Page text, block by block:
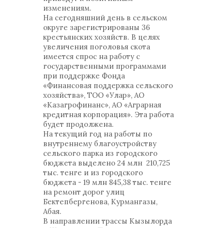
изменениям.
На сегодняшний день в сельском
округе зарегистрированы 36
крестьянских хозяйств. В целях
увеличения поголовья скота
имеется спрос на работу с
государственными программами
при поддержке Фонда
«Финансовая поддержка сельского
хозяйства», ТОО «Улар», АО
«Казагрофинанс», АО «Аграрная
кредитная корпорация». Эта работа
будет продолжена.
На текущий год на работы по
внутреннему благоустройству
сельского парка из городского
бюджета выделено 24 млн 210,725
тыс. тенге и из городского
бюджета - 19 млн 845,38 тыс. тенге
на ремонт дорог улиц
Бектепбергенова, Курмангазы,
Абая.
В направлении трассы Кызылорда